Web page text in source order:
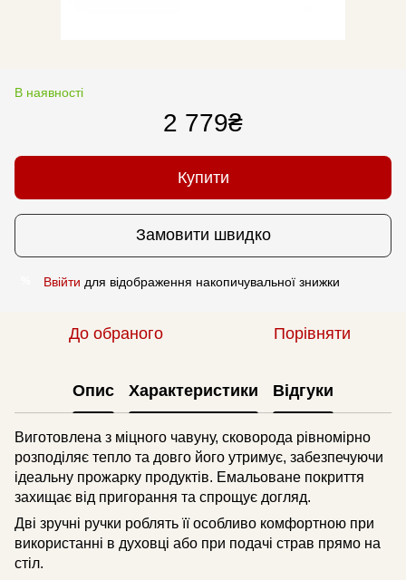
В наявності
2 779₴
Купити
Замовити швидко
Ввійти для відображення накопичувальної знижки
До обраного Порівняти
Опис Характеристики Відгуки
Виготовлена з міцного чавуну, сковорода рівномірно
розподіляє тепло та довго його утримує, забезпечуючи
ідеальну прожарку продуктів. Емальоване покриття
захищає від пригорання та спрощує догляд.
Дві зручні ручки роблять її особливо комфортною при
використанні в духовці або при подачі страв прямо на
стіл.